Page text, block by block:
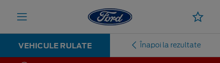
VEHICULE RULATE Înapoi la rezultate